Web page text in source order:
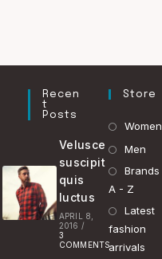
Recen
T
Posts
Velusce
suscipit
quis
luctus
APRIL 8,
2016 /
3
COMMENTS
Store
Women
Men
in
new
Brands
A - Z
Latest
fashion
arrivals